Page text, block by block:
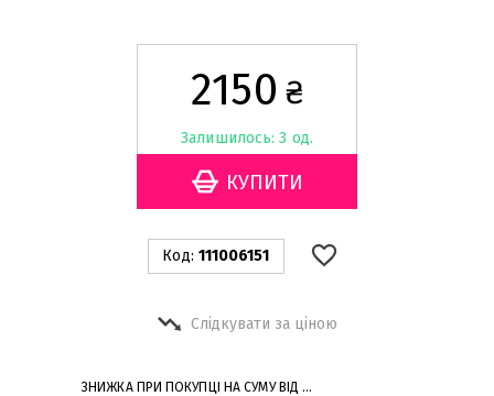
2150 ₴
Залишилось: 3 од.
Код: 111006151
Слідкувати за ціною
ЗНИЖКА ПРИ ПОКУПЦІ НА СУМУ ВІД ...